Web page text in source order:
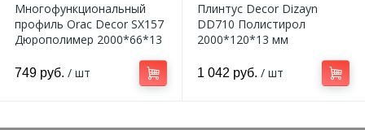
Многофункциональный
профиль Orac Decor SX157
Дюрополимер 2000*66*13
749 руб. / шт
Плинтус Decor Dizayn
DD710 Полистирол
2000*120*13 мм
1 042 руб. / шт